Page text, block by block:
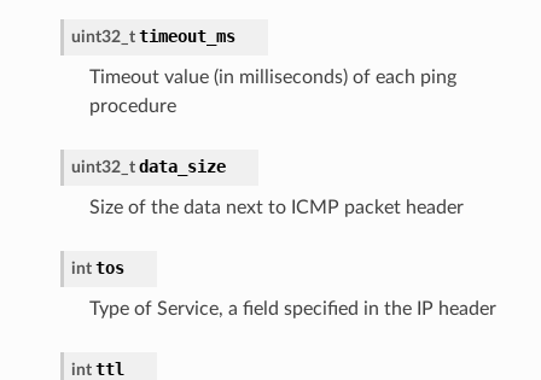
uint32_t timeout_ms
Timeout value (in milliseconds) of each ping
procedure
uint32_t data_size
Size of the data next to ICMP packet header
int tos
Type of Service, a field specified in the IP header
int ttl